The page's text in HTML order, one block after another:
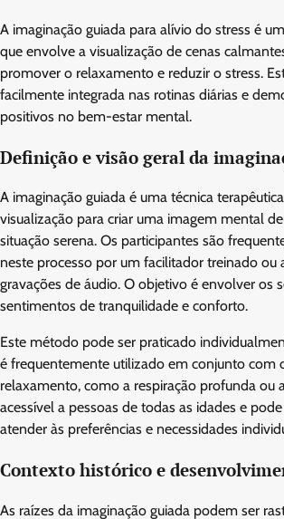
A imaginação guiada para alívio do stress é
que envolve a visualização de cenas
promover o relaxamento e reduzir o stress.
facilmente integrada nas rotinas diárias e
positivos no bem-estar mental.
Definição e visão geral da
A imaginação guiada é uma técnica
visualização para criar uma imagem mental
situação serena. Os participantes são
neste processo por um facilitador treinado ou
gravações de áudio. O objetivo é envolver os
sentimentos de tranquilidade e conforto.
Este método pode ser praticado
é frequentemente utilizado em conjunto com
relaxamento, como a respiração profunda ou
acessível a pessoas de todas as idades e
atender às preferências e necessidades
Contexto histórico e
As raízes da imaginação guiada podem ser